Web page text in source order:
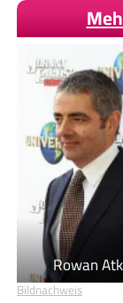
Rowan
Bildnachweis